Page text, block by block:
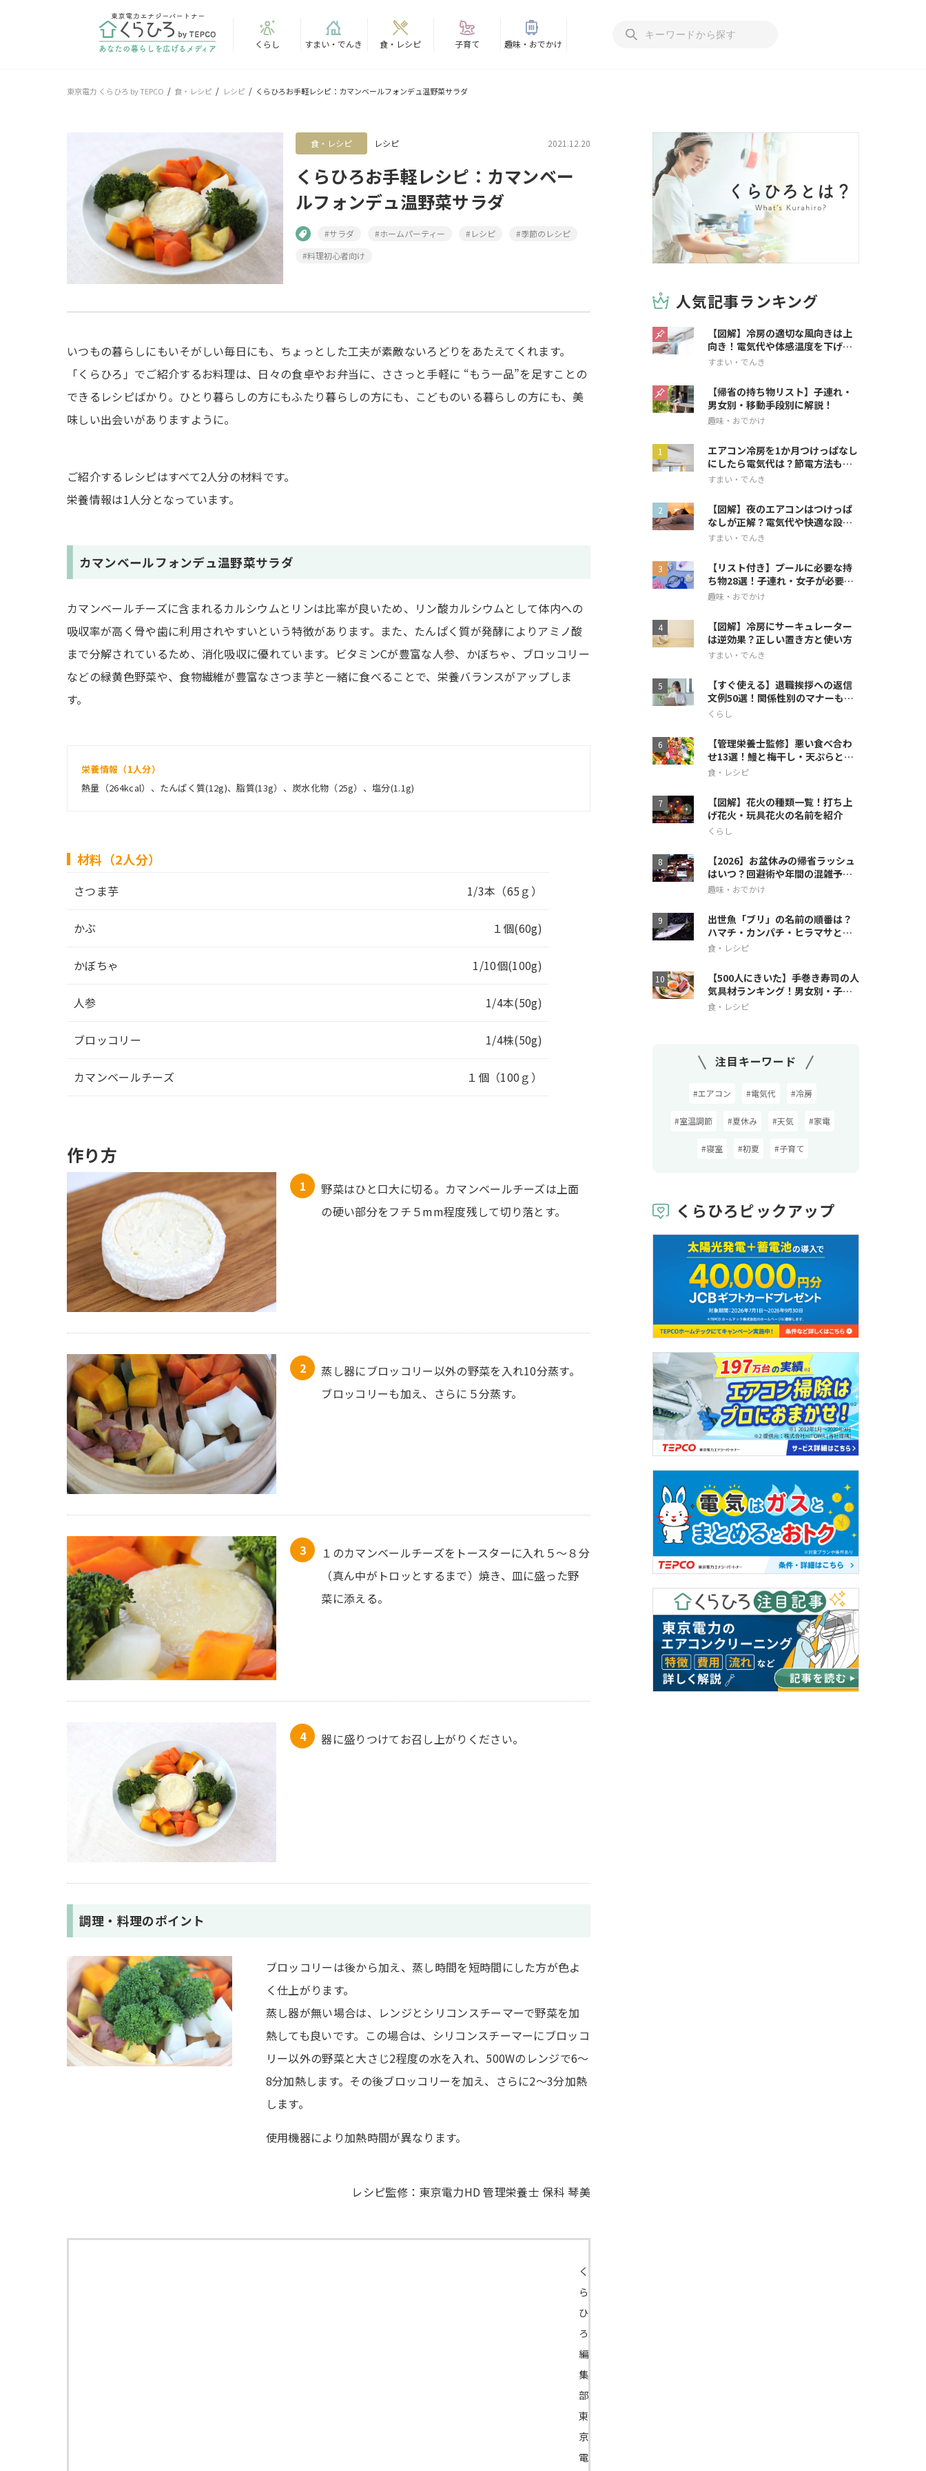
くらし すまい・でんき 食・レシピ 子育て 趣味・おでかけ
東京電力 くらひろ by TEPCO 食・レシピ レシピ くらひろお手軽レシピ：カマンベールフォンデュ温野菜サラダ
2021.12.20
食・レシピ レシピ
くらひろお手軽レシピ：カマンベー
ルフォンデュ温野菜サラダ
#サラダ #ホームパーティー #レシピ
#季節のレシピ
#料理初心者向け
いつもの暮らしにもいそがしい毎日にも、ちょっとした工夫が素敵ないろどりをあたえてくれます。
「くらひろ」でご紹介するお料理は、日々の食卓やお弁当に、ささっと手軽に “もう一品”を足すことの
できるレシピばかり。ひとり暮らしの方にもふたり暮らしの方にも、こどものいる暮らしの方にも、美
味しい出会いがありますように。
ご紹介するレシピはすべて2人分の材料です。
栄養情報は1人分となっています。
カマンベールフォンデュ温野菜サラダ
カマンベールチーズに含まれるカルシウムとリンは比率が良いため、リン酸カルシウムとして体内への
吸収率が高く骨や歯に利用されやすいという特徴があります。また、たんぱく質が発酵によりアミノ酸
まで分解されているため、消化吸収に優れています。ビタミンCが豊富な人参、かぼちゃ、ブロッコリー
などの緑黄色野菜や、食物繊維が豊富なさつま芋と一緒に食べることで、栄養バランスがアップしま
す。
栄養情報（1人分）
熱量（264kcal）、たんぱく質(12g)、脂質(13g）、炭水化物（25g）、塩分(1.1g)
材料（2人分）
さつま芋 1/3本（65ｇ）
かぶ １個(60g)
かぼちゃ 1/10個(100g)
人参 1/4本(50g)
ブロッコリー 1/4株(50g)
カマンベールチーズ １個（100ｇ）
作り方
野菜はひと口大に切る。カマンベールチーズは上面
の硬い部分をフチ５mm程度残して切り落とす。
蒸し器にブロッコリー以外の野菜を入れ10分蒸す。
ブロッコリーも加え、さらに５分蒸す。
１のカマンベールチーズをトースターに入れ５〜８分
（真ん中がトロッとするまで）焼き、皿に盛った野
菜に添える。
器に盛りつけてお召し上がりください。
調理・料理のポイント
ブロッコリーは後から加え、蒸し時間を短時間にした方が色よ
く仕上がります。
蒸し器が無い場合は、レンジとシリコンスチーマーで野菜を加
熱しても良いです。この場合は、シリコンスチーマーにブロッコ
リー以外の野菜と大さじ2程度の水を入れ、500Wのレンジで6〜
8分加熱します。その後ブロッコリーを加え、さらに2〜3分加熱
します。
使用機器により加熱時間が異なります。
レシピ監修：東京電力HD 管理栄養士 保科 琴美
く
ら
ひ
ろ
編
集
部
東
京
電
人気記事ランキング
【図解】冷房の適切な風向きは上
向き！電気代や体感温度を下げる
方法を解説
すまい・でんき
【帰省の持ち物リスト】子連れ・
男女別・移動手段別に解説！
趣味・おでかけ
エアコン冷房を1か月つけっぱなし
にしたら電気代は？節電方法も解
説
すまい・でんき
【図解】夜のエアコンはつけっぱ
なしが正解？電気代や快適な設定
を解説
すまい・でんき
【リスト付き】プールに必要な持
ち物28選！子連れ・女子が必要な
アイテムも
趣味・おでかけ
【図解】冷房にサーキュレーター
は逆効果？正しい置き方と使い方
すまい・でんき
【すぐ使える】退職挨拶への返信
文例50選！関係性別のマナーも徹
底解説
くらし
【管理栄養士監修】悪い食べ合わ
せ13選！鰻と梅干し・天ぷらとス
イカの相性も
食・レシピ
【図解】花火の種類一覧！打ち上
げ花火・玩具花火の名前を紹介
くらし
【2026】お盆休みの帰省ラッシュ
はいつ？回避術や年間の混雑予想
も
趣味・おでかけ
出世魚「ブリ」の名前の順番は？
ハマチ・カンパチ・ヒラマサとの
違いも解説
食・レシピ
【500人にきいた】手巻き寿司の人
気具材ランキング！男女別・子ど
も人気も
食・レシピ
注目キーワード
#エアコン #電気代 #冷房
#室温調節 #夏休み #天気 #家電
#寝室 #初夏 #子育て
くらひろピックアップ